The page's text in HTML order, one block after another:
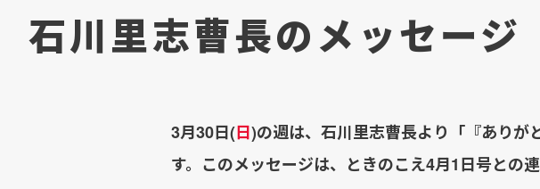
石川里志曹長のメッセージ
3月30日(日)の週は、石川里志曹長より「『ありが
す。このメッセージは、ときのこえ4月1日号との